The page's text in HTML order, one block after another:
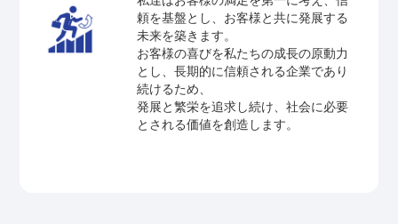
頼を基盤とし、お客様と共に発展する
未来を築きます。
お客様の喜びを私たちの成長の原動力
とし、長期的に信頼される企業であり
続けるため、
発展と繁栄を追求し続け、社会に必要
とされる価値を創造します。